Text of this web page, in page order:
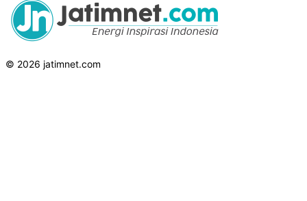
© 2026 jatimnet.com